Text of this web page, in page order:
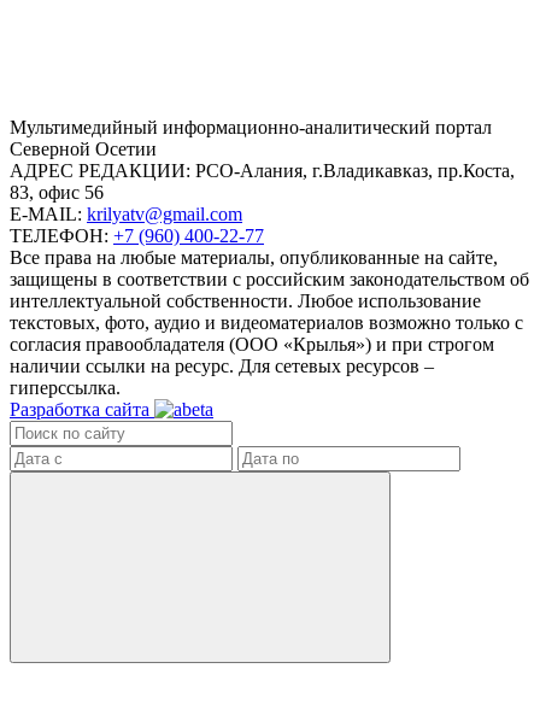
Mультимедийный информационно-аналитический портал
Северной Осетии
АДРЕС РЕДАКЦИИ: РСО-Алания, г.Владикавказ, пр.Коста,
83, офис 56
E-MAIL: krilyatv@gmail.com
ТЕЛЕФОН: +7 (960) 400-22-77
Все права на любые материалы, опубликованные на сайте,
защищены в соответствии с российским законодательством об
интеллектуальной собственности. Любое использование
текстовых, фото, аудио и видеоматериалов возможно только с
согласия правообладателя (ООО «Крылья») и при строгом
наличии ссылки на ресурс. Для сетевых ресурсов –
гиперссылка.
Разработка сайта